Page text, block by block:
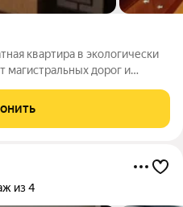
квартира в экологически
магистральных дорог и
дома. В квартире выполнен
из 4